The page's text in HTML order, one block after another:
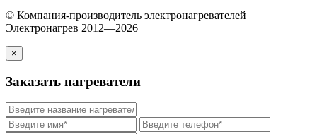
© Компания-производитель электронагревателей
Электронагрев 2012—2026
×
Заказать нагреватели